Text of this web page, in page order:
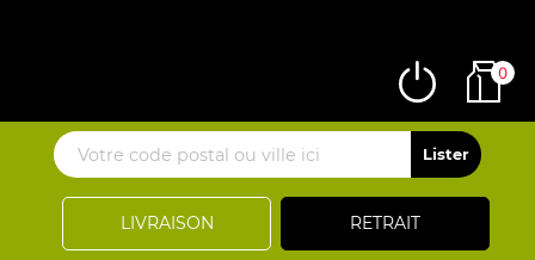
LIVRAISON RETRAIT
0